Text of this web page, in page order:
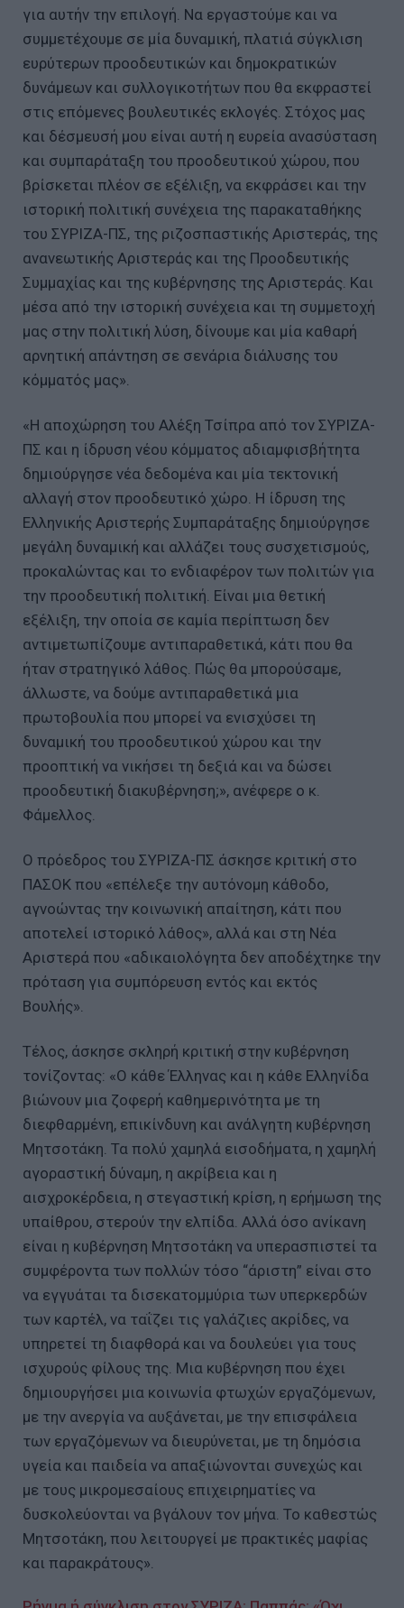
για αυτήν την επιλογή. Να εργαστούμε και να
συμμετέχουμε σε μία δυναμική, πλατιά σύγκλιση
ευρύτερων προοδευτικών και δημοκρατικών
δυνάμεων και συλλογικοτήτων που θα εκφραστεί
στις επόμενες βουλευτικές εκλογές. Στόχος μας
και δέσμευσή μου είναι αυτή η ευρεία ανασύσταση
και συμπαράταξη του προοδευτικού χώρου, που
βρίσκεται πλέον σε εξέλιξη, να εκφράσει και την
ιστορική πολιτική συνέχεια της παρακαταθήκης
του ΣΥΡΙΖΑ-ΠΣ, της ριζοσπαστικής Αριστεράς, της
ανανεωτικής Αριστεράς και της Προοδευτικής
Συμμαχίας και της κυβέρνησης της Αριστεράς. Και
μέσα από την ιστορική συνέχεια και τη συμμετοχή
μας στην πολιτική λύση, δίνουμε και μία καθαρή
αρνητική απάντηση σε σενάρια διάλυσης του
κόμματός μας».
«H αποχώρηση του Αλέξη Τσίπρα από τον ΣΥΡΙΖΑ-
ΠΣ και η ίδρυση νέου κόμματος αδιαμφισβήτητα
δημιούργησε νέα δεδομένα και μία τεκτονική
αλλαγή στον προοδευτικό χώρο. Η ίδρυση της
Ελληνικής Αριστερής Συμπαράταξης δημιούργησε
μεγάλη δυναμική και αλλάζει τους συσχετισμούς,
προκαλώντας και το ενδιαφέρον των πολιτών για
την προοδευτική πολιτική. Είναι μια θετική
εξέλιξη, την οποία σε καμία περίπτωση δεν
αντιμετωπίζουμε αντιπαραθετικά, κάτι που θα
ήταν στρατηγικό λάθος. Πώς θα μπορούσαμε,
άλλωστε, να δούμε αντιπαραθετικά μια
πρωτοβουλία που μπορεί να ενισχύσει τη
δυναμική του προοδευτικού χώρου και την
προοπτική να νικήσει τη δεξιά και να δώσει
προοδευτική διακυβέρνηση;», ανέφερε ο κ.
Φάμελλος.
Ο πρόεδρος του ΣΥΡΙΖΑ-ΠΣ άσκησε κριτική στο
ΠΑΣΟΚ που «επέλεξε την αυτόνομη κάθοδο,
αγνοώντας την κοινωνική απαίτηση, κάτι που
αποτελεί ιστορικό λάθος», αλλά και στη Νέα
Αριστερά που «αδικαιολόγητα δεν αποδέχτηκε την
πρόταση για συμπόρευση εντός και εκτός
Βουλής».
Τέλος, άσκησε σκληρή κριτική στην κυβέρνηση
τονίζοντας: «Ο κάθε Έλληνας και η κάθε Ελληνίδα
βιώνουν μια ζοφερή καθημερινότητα με τη
διεφθαρμένη, επικίνδυνη και ανάλγητη κυβέρνηση
Μητσοτάκη. Τα πολύ χαμηλά εισοδήματα, η χαμηλή
αγοραστική δύναμη, η ακρίβεια και η
αισχροκέρδεια, η στεγαστική κρίση, η ερήμωση της
υπαίθρου, στερούν την ελπίδα. Αλλά όσο ανίκανη
είναι η κυβέρνηση Μητσοτάκη να υπερασπιστεί τα
συμφέροντα των πολλών τόσο “άριστη” είναι στο
να εγγυάται τα δισεκατομμύρια των υπερκερδών
των καρτέλ, να ταΐζει τις γαλάζιες ακρίδες, να
υπηρετεί τη διαφθορά και να δουλεύει για τους
ισχυρούς φίλους της. Μια κυβέρνηση που έχει
δημιουργήσει μια κοινωνία φτωχών εργαζόμενων,
με την ανεργία να αυξάνεται, με την επισφάλεια
των εργαζόμενων να διευρύνεται, με τη δημόσια
υγεία και παιδεία να απαξιώνονται συνεχώς και
με τους μικρομεσαίους επιχειρηματίες να
δυσκολεύονται να βγάλουν τον μήνα. Το καθεστώς
Μητσοτάκη, που λειτουργεί με πρακτικές μαφίας
και παρακράτους».